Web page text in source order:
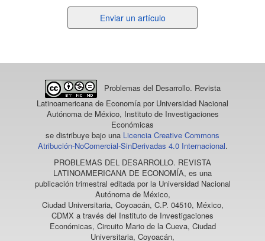
un
Enviar un artículo
Problemas del Desarrollo. Revista
Latinoamericana de Economía por Universidad Nacional
Autónoma de México, Instituto de Investigaciones
Económicas
se distribuye bajo una Licencia Creative Commons
Atribución-NoComercial-SinDerivadas 4.0 Internacional.
PROBLEMAS DEL DESARROLLO. REVISTA
LATINOAMERICANA DE ECONOMÍA, es una
publicación trimestral editada por la Universidad Nacional
Autónoma de México,
Ciudad Universitaria, Coyoacán, C.P. 04510, México,
CDMX a través del Instituto de Investigaciones
Económicas, Circuito Mario de la Cueva, Ciudad
Universitaria, Coyoacán,